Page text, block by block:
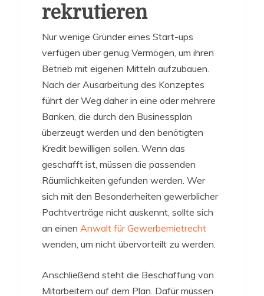
rekrutieren
Nur wenige Gründer eines Start-ups
verfügen über genug Vermögen, um ihren
Betrieb mit eigenen Mitteln aufzubauen.
Nach der Ausarbeitung des Konzeptes
führt der Weg daher in eine oder mehrere
Banken, die durch den Businessplan
überzeugt werden und den benötigten
Kredit bewilligen sollen. Wenn das
geschafft ist, müssen die passenden
Räumlichkeiten gefunden werden. Wer
sich mit den Besonderheiten gewerblicher
Pachtverträge nicht auskennt, sollte sich
an einen Anwalt für Gewerbemietrecht
wenden, um nicht übervorteilt zu werden.
Anschließend steht die Beschaffung von
Mitarbeitern auf dem Plan. Dafür müssen